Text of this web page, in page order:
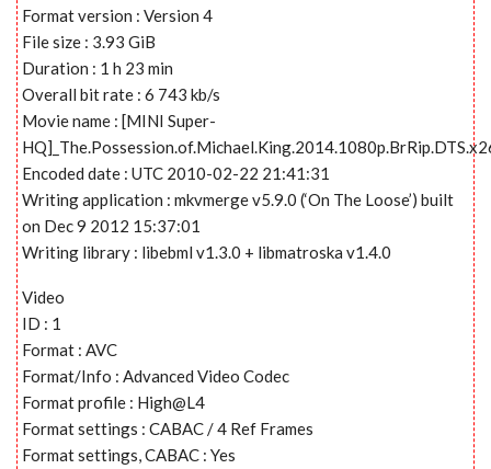
Format version : Version 4
File size : 3.93 GiB
Duration : 1 h 23 min
Overall bit rate : 6 743 kb/s
Movie name : [MINI Super-
Encoded date : UTC 2010-02-22 21:41:31
Writing application : mkvmerge v5.9.0 (‘On The Loose’) built
on Dec 9 2012 15:37:01
Writing library : libebml v1.3.0 + libmatroska v1.4.0
Video
ID : 1
Format : AVC
Format/Info : Advanced Video Codec
Format profile : High@L4
Format settings : CABAC / 4 Ref Frames
Format settings, CABAC : Yes